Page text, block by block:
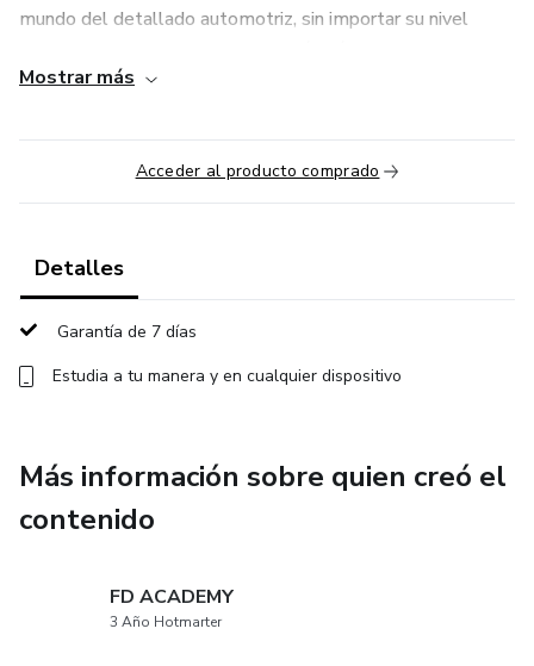
mundo del detallado automotriz, sin importar su nivel
profesionales, aprenderás a tu propio ritmo con el respaldo
la calidad educativa.
Dentro de nuestro programa aprenderás 👇🏻
✅Lavado y Secado Exterior: Ideal si tienes o deseas
comenzar un negocio de lavado de autos (Car Wash).
imperfecciones como marcas de agua, residuos de brea,
✅Pulido y Recuperación del Brillo: Descubre las técnicas y
secretos del pulido, cómo elegir las almohadillas,
compuestos y otros elementos para lograr un acabado
✅Sellado y Protección de la Pintura: Aprende a aplicar
Mostrar más
Acceder al producto comprado
Detalles
Garantía de 7 días
Estudia a tu manera y en cualquier dispositivo
Más información sobre quien creó el
contenido
FD ACADEMY
3 Año Hotmarter